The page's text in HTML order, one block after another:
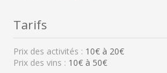
Tarifs
Prix des activités : 10€ à 20€
Prix des vins : 10€ à 50€